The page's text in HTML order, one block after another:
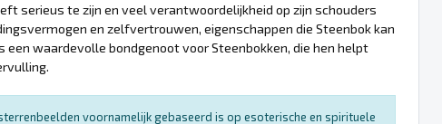
serieus te zijn en veel verantwoordelijkheid op zijn schouders
en zelfvertrouwen, eigenschappen die Steenbok kan
een waardevolle bondgenoot voor Steenbokken, die hen helpt
voornamelijk gebaseerd is op esoterische en spirituele